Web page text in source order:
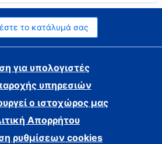
το κατάλυμά σας
για υπολογιστές
υπηρεσιών
ο ιστοχώρος μας
Απορρήτου
ρυθμίσεων cookies